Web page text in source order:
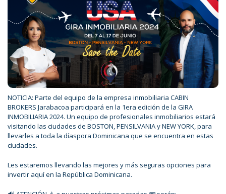
NOTICIA: Parte del equipo de la empresa inmobiliaria CABIN
BROKERS Jarabacoa participará en la 1era edición de la GIRA
INMOBILIARIA 2024. Un equipo de profesionales inmobiliarios estará
visitando las ciudades de BOSTON, PENSILVANIA y NEW YORK, para
llevarles a toda la díaspora Dominicana que se encuentra en estas
ciudades.
Les estaremos llevando las mejores y más seguras opciones para
invertir aquí en la República Dominicana.